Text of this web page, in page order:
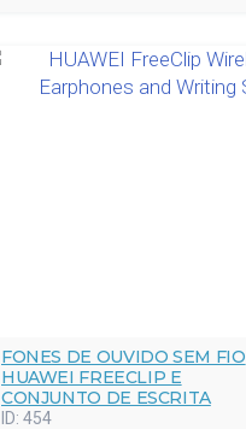
FONES DE OUVIDO SEM FIO
HUAWEI FREECLIP E
CONJUNTO DE ESCRITA
ID: 454